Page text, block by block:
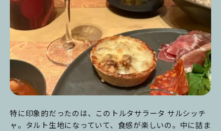
特に印象的だったのは、このトルタサラータ サルシッチ
ャ。タルト生地になっていて、食感が楽しいの。中に詰ま